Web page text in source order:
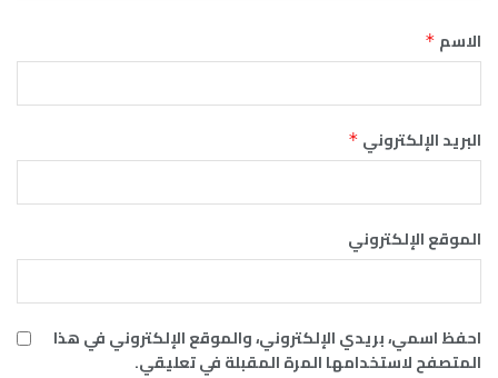
الاسم *
البريد الإلكتروني *
الموقع الإلكتروني
احفظ اسمي، بريدي الإلكتروني، والموقع الإلكتروني في هذا
المتصفح لاستخدامها المرة المقبلة في تعليقي.